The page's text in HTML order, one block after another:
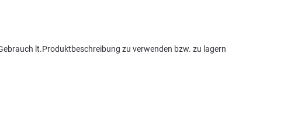
lt.Produktbeschreibung zu verwenden bzw. zu lagern